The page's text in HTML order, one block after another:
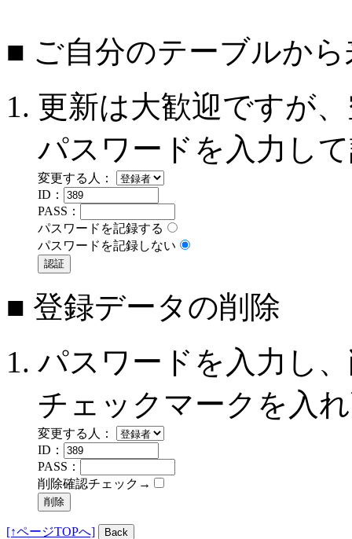
■ ご自分のテーブルか
更新は大歓迎ですが
パスワードを入力し
変更する人：
ID：
PASS：
パスワードを記録する
パスワードを記録しない
■ 登録データの削除
パスワードを入力し
チェックマークを入
変更する人：
ID：
PASS：
削除確認チェック→
[↑ページTOPへ]